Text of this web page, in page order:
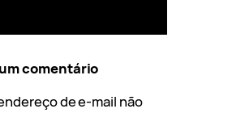
comentário
de e-mail não